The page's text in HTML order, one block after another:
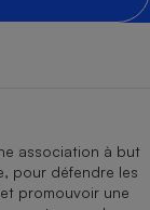
association à but
pour défendre les
promouvoir une